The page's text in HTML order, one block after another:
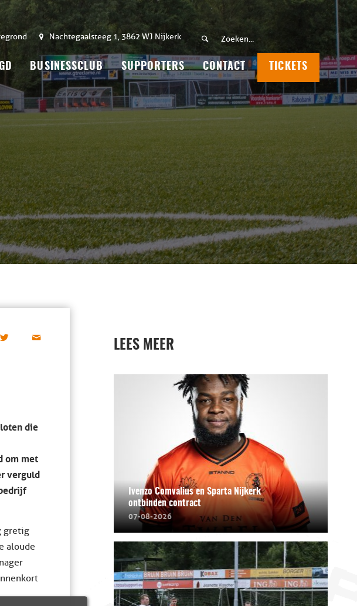
Nachtegaalsteeg 1, 3862 WJ Nijkerk
BUSINESSCLUB SUPPORTERS CONTACT TICKETS
die
om met
verguld
gretig
aloude
LEES MEER
Ivenzo Comvalius en Sparta Nijkerk
ontbinden contract
07-08-2026